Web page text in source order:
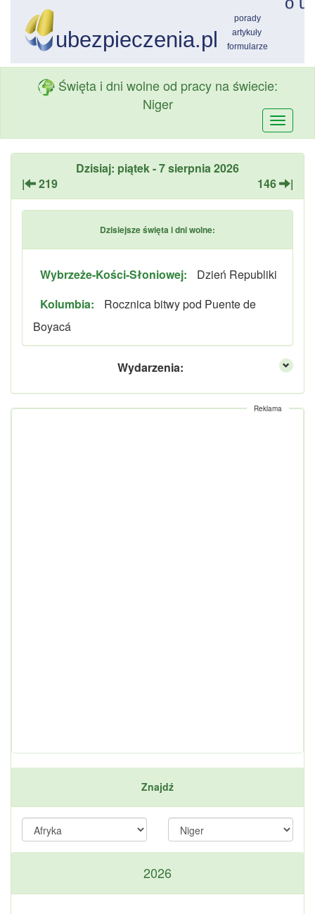
Święta i dni wolne od pracy na świecie:
Niger
Dzisiaj: piątek - 7 sierpnia 2026
|
219 146 |
Dzisiejsze święta i dni wolne:
Wybrzeże-Kości-Słoniowej:
Dzień Republiki
Kolumbia:
Rocznica bitwy pod Puente de
Boyacá
Wydarzenia:
Reklama
Znajdź
2026